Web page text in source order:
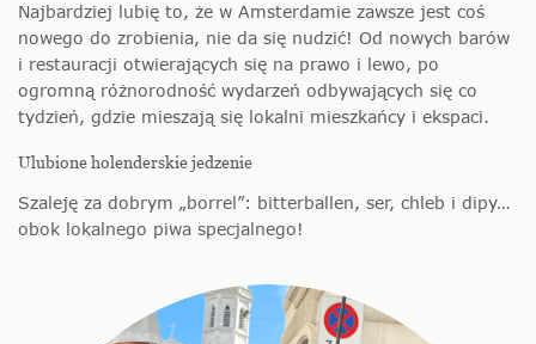
Najbardziej lubię to, że w Amsterdamie zawsze jest coś
nowego do zrobienia, nie da się nudzić! Od nowych barów
i restauracji otwierających się na prawo i lewo, po
ogromną różnorodność wydarzeń odbywających się co
tydzień, gdzie mieszają się lokalni mieszkańcy i ekspaci.
Ulubione holenderskie jedzenie
Szaleję za dobrym „borrel”: bitterballen, ser, chleb i dipy…
obok lokalnego piwa specjalnego!